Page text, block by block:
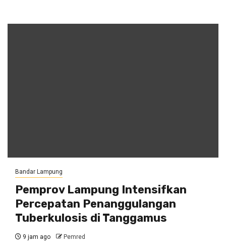
Bandar Lampung
Pemprov Lampung Intensifkan
Percepatan Penanggulangan
Tuberkulosis di Tanggamus
9 jam ago Pemred